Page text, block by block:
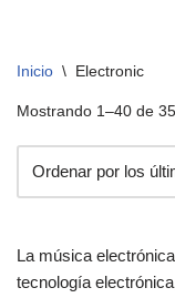
Inicio \ Electronic
Mostrando 1–40 de
La música
tecnología